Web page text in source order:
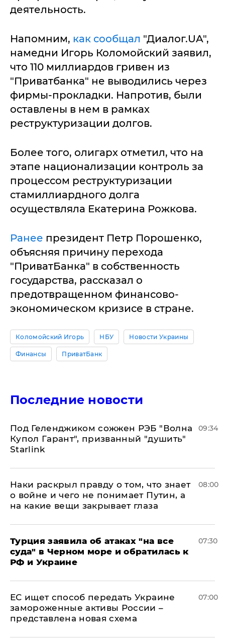
деятельность.
Напомним, как сообщал "Диалог.UA",
намедни Игорь Коломойский заявил,
что 110 миллиардов гривен из
"Приватбанка" не выводились через
фирмы-прокладки. Напротив, были
оставлены в нем в рамках
реструктуризации долгов.
Более того, олигарх отметил, что на
этапе национализации контроль за
процессом реструктуризации
стамиллиардного долга
осуществляла Екатерина Рожкова.
Ранее президент Петр Порошенко,
объясняя причину перехода
"ПриватБанка" в собственность
государства, рассказал о
предотвращенном финансово-
экономическом кризисе в стране.
Коломойский Игорь НБУ Новости Украины
Финансы ПриватБанк
Последние новости
Под Геленджиком сожжен РЭБ "Волна
Купол Гарант", призванный "душить"
Starlink
09:34
Наки раскрыл правду о том, что знает
о войне и чего не понимает Путин, а
на какие вещи закрывает глаза
08:00
Турция заявила об атаках "на все
суда" в Черном море и обратилась к
РФ и Украине
07:30
ЕС ищет способ передать Украине
замороженные активы России –
представлена новая схема
07:00